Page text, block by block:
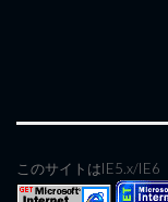
このサイトはIE5.x/IE6